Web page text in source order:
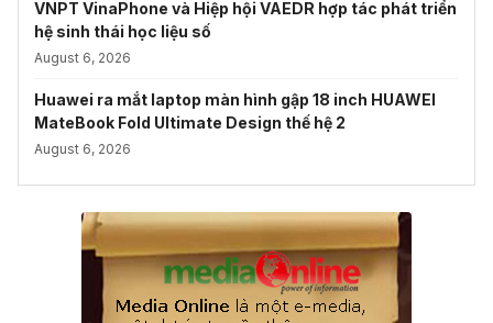
VNPT VinaPhone và Hiệp hội VAEDR hợp tác phát triển
hệ sinh thái học liệu số
August 6, 2026
Huawei ra mắt laptop màn hình gập 18 inch HUAWEI
MateBook Fold Ultimate Design thế hệ 2
August 6, 2026